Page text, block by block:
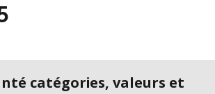
catégories, valeurs et